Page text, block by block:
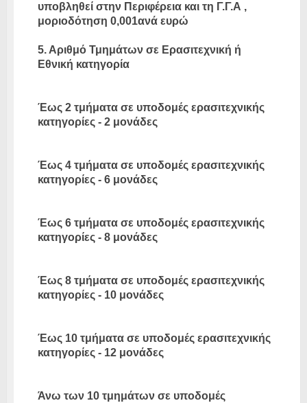
υποβληθεί στην Περιφέρεια και τη Γ.Γ.Α ,
μοριοδότηση 0,001ανά ευρώ
5. Αριθμό Τμημάτων σε Ερασιτεχνική ή
Εθνική κατηγορία
Έως 2 τμήματα σε υποδομές ερασιτεχνικής
κατηγορίες - 2 μονάδες
Έως 4 τμήματα σε υποδομές ερασιτεχνικής
κατηγορίες - 6 μονάδες
Έως 6 τμήματα σε υποδομές ερασιτεχνικής
κατηγορίες - 8 μονάδες
Έως 8 τμήματα σε υποδομές ερασιτεχνικής
κατηγορίες - 10 μονάδες
Έως 10 τμήματα σε υποδομές ερασιτεχνικής
κατηγορίες - 12 μονάδες
Άνω των 10 τμημάτων σε υποδομές